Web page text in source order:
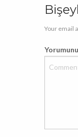
Your email